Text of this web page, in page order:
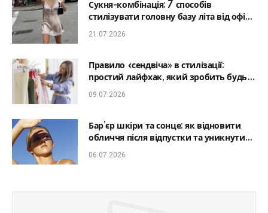
Сукня-комбінація: 7 способів
стилізувати головну базу літа від офісу
до романтичної вечері
21.07.2026
Правило «сендвіча» в стилізації:
простий лайфхак, який зробить будь-
який образ гармонійним
09.07.2026
Бар’єр шкіри та сонце: як відновити
обличчя після відпустки та уникнути
фотостаріння
06.07.2026